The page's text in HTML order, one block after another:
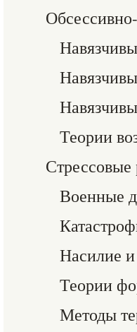
Теории
Стрессовые
Военные
Насилие
Теории
Методы